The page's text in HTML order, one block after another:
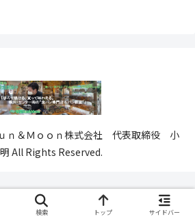
ｎ＆Ｍｏｏｎ株式会社 代表取締役 小
All Rights Reserved.
検索 トップ サイドバー